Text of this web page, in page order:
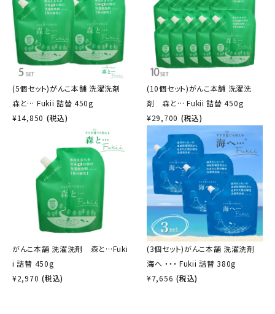
(5個セット)がんこ本舗 洗濯洗剤
森と… Fukii 詰替 450g
¥14,850 (税込)
(10個セット)がんこ本舗 洗濯洗
剤 森と… Fukii 詰替 450g
¥29,700 (税込)
がんこ本舗 洗濯洗剤 森と…Fuki
i 詰替 450g
¥2,970 (税込)
(3個セット)がんこ本舗 洗濯洗剤
海へ ・・・ Fukii 詰替 380g
¥7,656 (税込)